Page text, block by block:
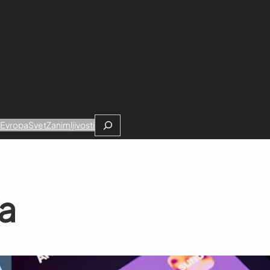
EvropaSvetZanimljivostiSearch